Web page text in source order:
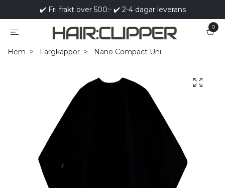
✔️ Fri frakt över 500:- ✔️ 2-4 dagar leverans
0
Hem Färgkappor Nano Compact Uni